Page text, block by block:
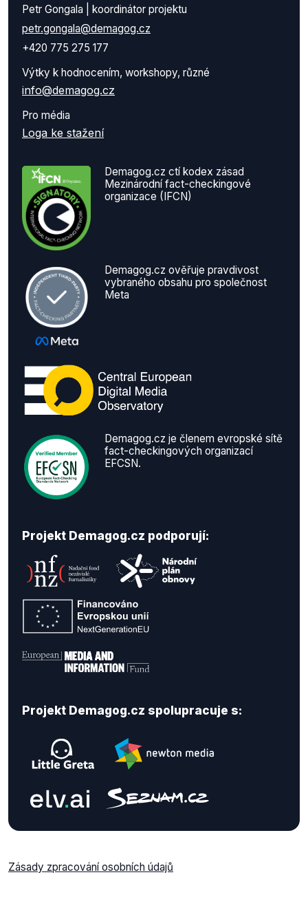
Petr Gongala | koordinátor projektu
petr.gongala@demagog.cz
+420 775 275 177
Výtky k hodnocením, workshopy, různé
info@demagog.cz
Pro média
Loga ke stažení
Demagog.cz ctí kodex zásad
Mezinárodní fact-checkingové
organizace (IFCN)
Demagog.cz ověřuje pravdivost
vybraného obsahu pro společnost
Meta
Demagog.cz je členem evropské sítě
fact-checkingových organizací
EFCSN.
Projekt Demagog.cz podporují:
Projekt Demagog.cz spolupracuje s:
Zásady zpracování osobních údajů